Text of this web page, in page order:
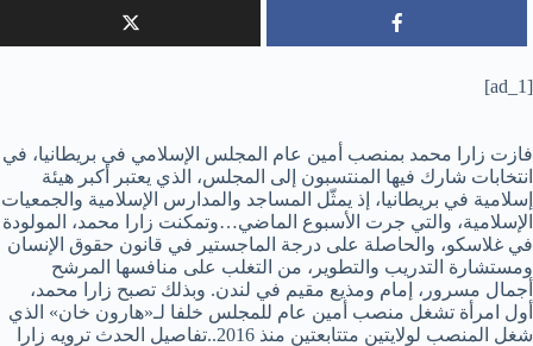
[ad_1]
فازت زارا محمد بمنصب أمين عام المجلس الإسلامي في بريطانيا، في
انتخابات شارك فيها المنتسبون إلى المجلس، الذي يعتبر أكبر هيئة
إسلامية في بريطانيا، إذ يمثّل ​​المساجد والمدارس الإسلامية والجمعيات
الإسلامية، والتي جرت الأسبوع الماضي…وتمكنت زارا محمد، المولودة
في غلاسكو، والحاصلة على درجة الماجستير في قانون حقوق الإنسان
ومستشارة التدريب والتطوير، من التغلب على منافسها المرشح
أجمال مسرور، إمام ومذيع مقيم في لندن. وبذلك تصبح زارا محمد،
أول امرأة تشغل منصب أمين عام للمجلس خلفا لـ«هارون خان» الذي
شغل المنصب لولايتين متتابعتين منذ 2016..تفاصيل الحدث ترويه زارا